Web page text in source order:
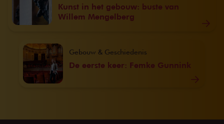
Kunst in het gebouw: buste van
Willem Mengelberg
De eerste keer: Femke Gunnink
Gebouw & Geschiedenis